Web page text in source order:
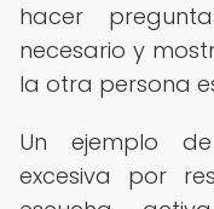
hacer
necesario y
la otra persona
Un ejemplo
excesiva por